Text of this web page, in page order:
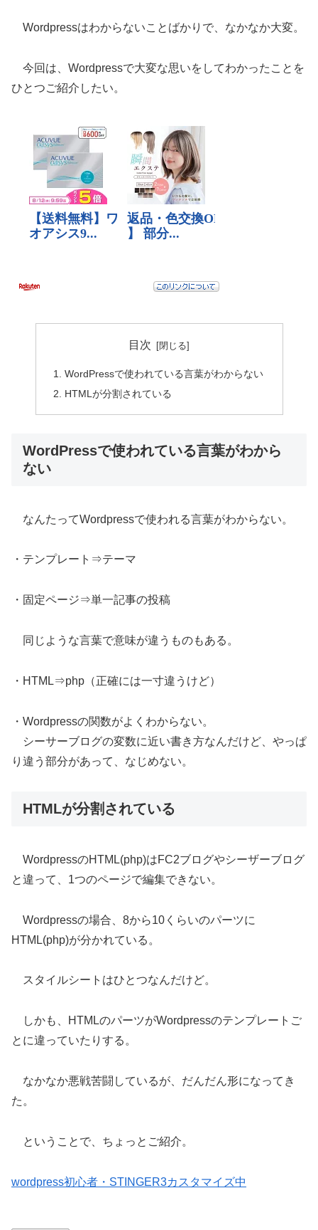
Wordpressはわからないことばかりで、なかなか大変。
今回は、Wordpressで大変な思いをしてわかったことを
ひとつご紹介したい。
目次
WordPressで使われている言葉がわからない
HTMLが分割されている
WordPressで使われている言葉がわから
ない
なんたってWordpressで使われる言葉がわからない。
・テンプレート⇒テーマ
・固定ページ⇒単一記事の投稿
同じような言葉で意味が違うものもある。
・HTML⇒php（正確には一寸違うけど）
・Wordpressの関数がよくわからない。
シーサーブログの変数に近い書き方なんだけど、やっぱ
り違う部分があって、なじめない。
HTMLが分割されている
WordpressのHTML(php)はFC2ブログやシーザーブログ
と違って、1つのページで編集できない。
Wordpressの場合、8から10くらいのパーツに
HTML(php)が分かれている。
スタイルシートはひとつなんだけど。
しかも、HTMLのパーツがWordpressのテンプレートご
とに違っていたりする。
なかなか悪戦苦闘しているが、だんだん形になってき
た。
ということで、ちょっとご紹介。
wordpress初心者・STINGER3カスタマイズ中